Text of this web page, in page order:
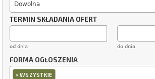
Dowolna
TERMIN SKŁADANIA OFERT
od dnia do dnia
FORMA OGŁOSZENIA
×WSZYSTKIE